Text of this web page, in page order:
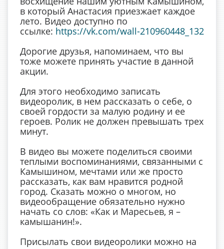
в который Анастасия приезжает каждое
лето. Видео доступно по
ссылке: https://vk.com/wall-210960448_132
Дорогие друзья, напоминаем, что вы
тоже можете принять участие в данной
акции.
Для этого необходимо записать
видеоролик, в нем рассказать о себе, о
своей гордости за малую родину и ее
героев. Ролик не должен превышать трех
минут.
В видео вы можете поделиться своими
теплыми воспоминаниями, связанными с
Камышином, мечтами или же просто
рассказать, как вам нравится родной
город. Сказать можно о многом, но
видеообращение обязательно нужно
начать со слов: «Как и Маресьев, я –
камышанин!».
Присылать свои видеоролики можно на